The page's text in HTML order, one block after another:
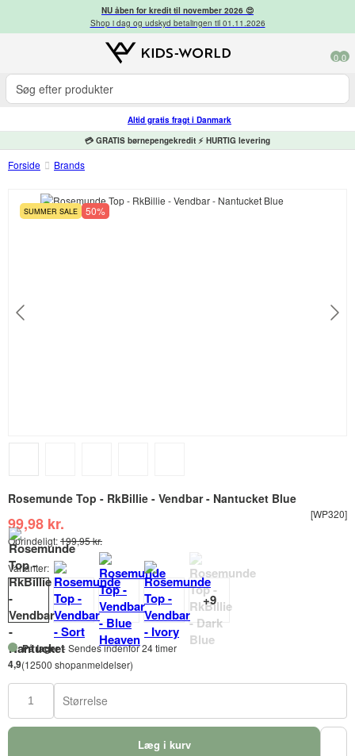
NU åben for kredit til november 2026 😍
Shop i dag og udskyd betalingen til 01.11.2026
0 0
Altid gratis fragt i Danmark
💳 GRATIS børnepengekredit ⚡ HURTIG levering
Forside Brands
SUMMER SALE 50%
Rosemunde Top - RkBillie - Vendbar - Nantucket Blue
[WP320]
99,98 kr.
Oprindeligt:199,95 kr.
Varianter:
På lager- Sendes indenfor 24 timer
4,9(12500 shopanmeldelser)
Størrelse
Læg i kurv